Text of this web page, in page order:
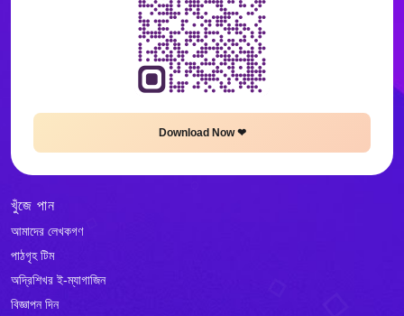
Download Now ❤
খুঁজে পান
আমাদের লেখকগণ
পাঠগৃহ টিম
অদ্রিশিখর ই-ম্যাগাজিন
বিজ্ঞাপন দিন